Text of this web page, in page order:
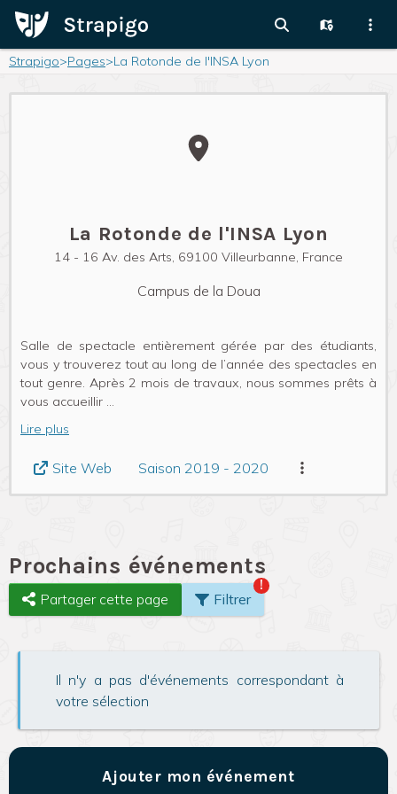
Strapigo>Pages>La Rotonde de l'INSA Lyon
La Rotonde de l'INSA Lyon
14 - 16 Av. des Arts, 69100 Villeurbanne, France
Campus de la Doua
Salle de spectacle entièrement gérée par des étudiants,
vous y trouverez tout au long de l’année des spectacles en
tout genre. Après 2 mois de travaux, nous sommes prêts à
vous accueillir ...
Lire plus
Site Web Saison 2019 - 2020
Prochains événements
Partager cette page Filtrer
!
Il n'y a pas d'événements correspondant à
votre sélection
Ajouter mon événement